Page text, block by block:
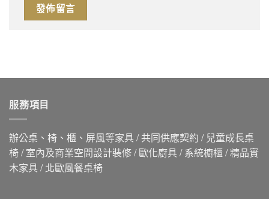
服務項目
辦公桌、椅、櫃、屏風等家具 / 共同供應契約 / 兒童成長桌
椅 / 室內及商業空間設計裝修 / 歐化廚具 / 系統櫥櫃 / 精品實
木家具 / 北歐風餐桌椅